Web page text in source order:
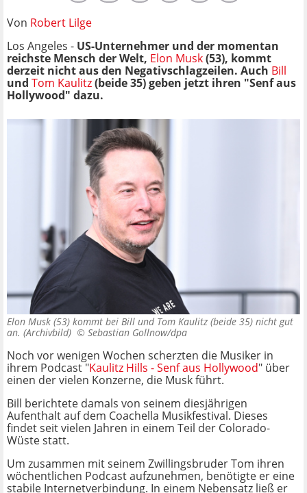
Von Robert Lilge
Los Angeles - US-Unternehmer und der momentan
reichste Mensch der Welt, Elon Musk(53), kommt
derzeit nicht aus den Negativschlagzeilen. Auch Bill
und Tom Kaulitz(beide 35) geben jetzt ihren "Senf aus
Hollywood" dazu.
Elon Musk (53) kommt bei Bill und Tom Kaulitz (beide 35) nicht gut
an. (Archivbild) © Sebastian Gollnow/dpa
Noch vor wenigen Wochen scherzten die Musiker in
ihrem Podcast "Kaulitz Hills - Senf aus Hollywood" über
einen der vielen Konzerne, die Musk führt.
Bill berichtete damals von seinem diesjährigen
Aufenthalt auf dem Coachella Musikfestival. Dieses
findet seit vielen Jahren in einem Teil der Colorado-
Wüste statt.
Um zusammen mit seinem Zwillingsbruder Tom ihren
wöchentlichen Podcast aufzunehmen, benötigte er eine
stabile Internetverbindung. In einem Nebensatz ließ er